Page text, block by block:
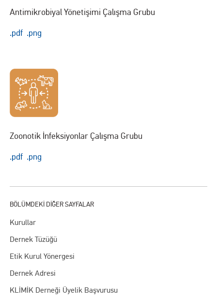
Kurullar
Dernek Tüzüğü
Etik Kurul Yönergesi
Dernek Adresi
KLİMİK Derneği Üyelik Başvurusu
Antimikrobiyal Yönetişimi Çalışma Grubu
.pdf .png
Zoonotik İnfeksiyonlar Çalışma Grubu
.pdf .png